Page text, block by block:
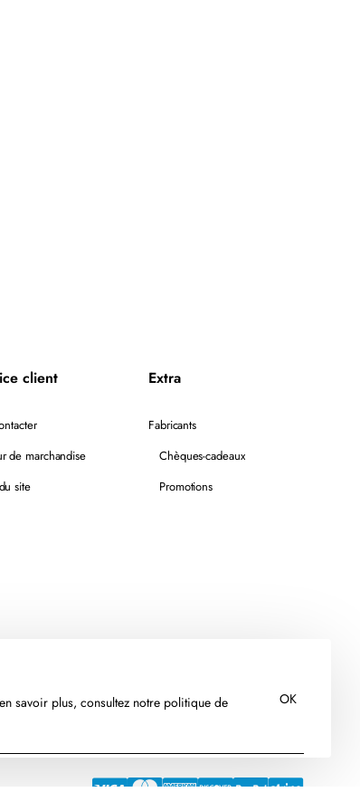
savoir plus, consultez notre politique de OK
client
de marchandise
site
Extra
Fabricants
Chèques-cadeaux
Promotions